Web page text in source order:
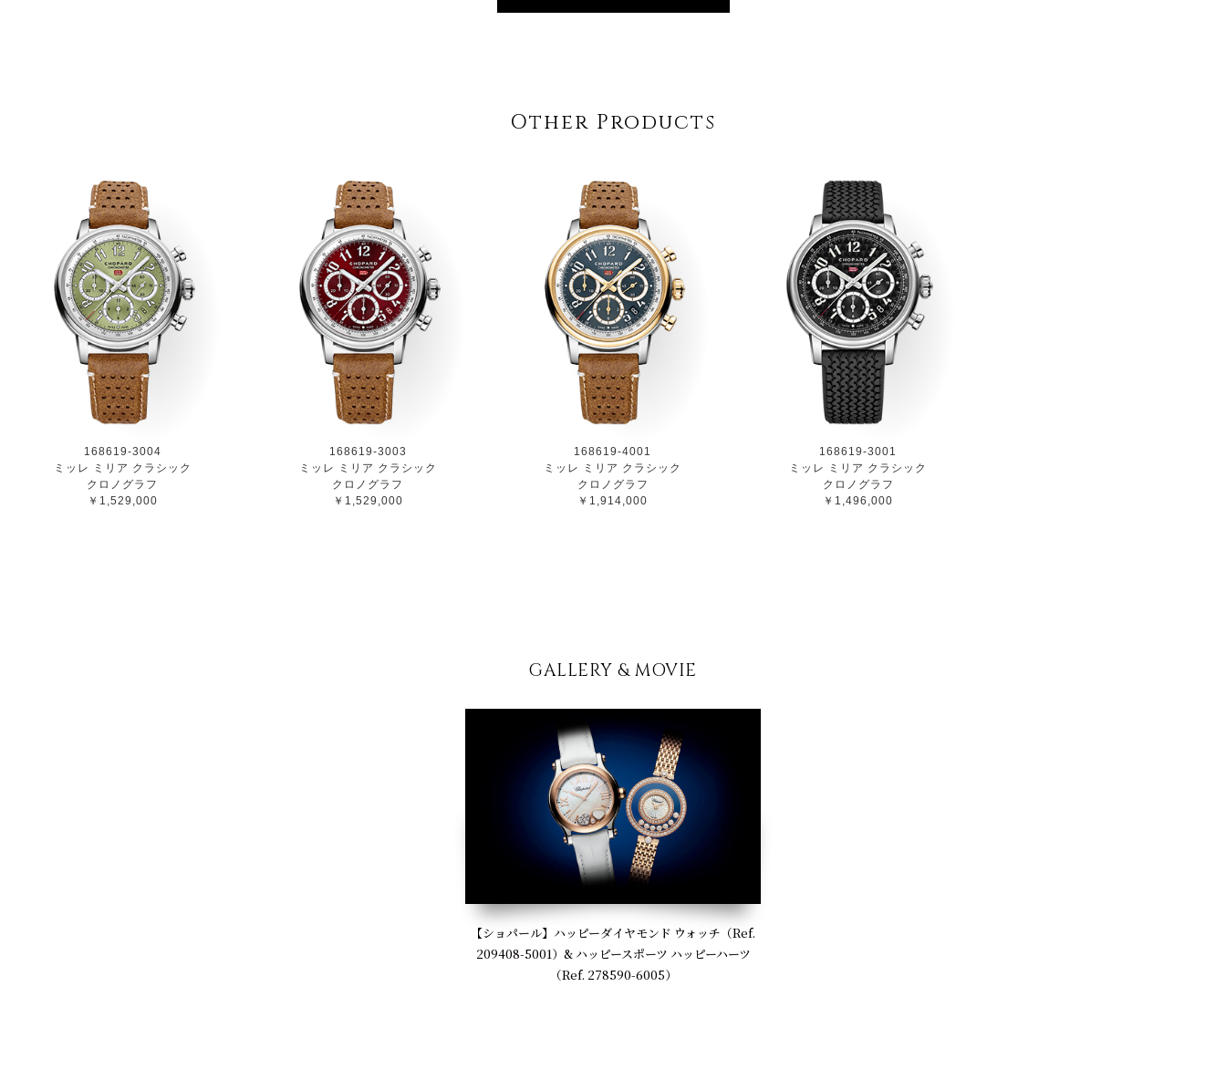
Other Products
168619-3004
ミッレ ミリア クラシック
クロノグラフ
￥1,529,000
168619-3003
ミッレ ミリア クラシック
クロノグラフ
￥1,529,000
168619-4001
ミッレ ミリア クラシック
クロノグラフ
￥1,914,000
168619-3001
ミッレ ミリア クラシック
クロノグラフ
￥1,496,000
GALLERY & MOVIE
【ショパール】ハッピーダイヤモンド ウォッチ（Ref.
209408-5001）& ハッピースポーツ ハッピーハーツ
（Ref. 278590-6005）